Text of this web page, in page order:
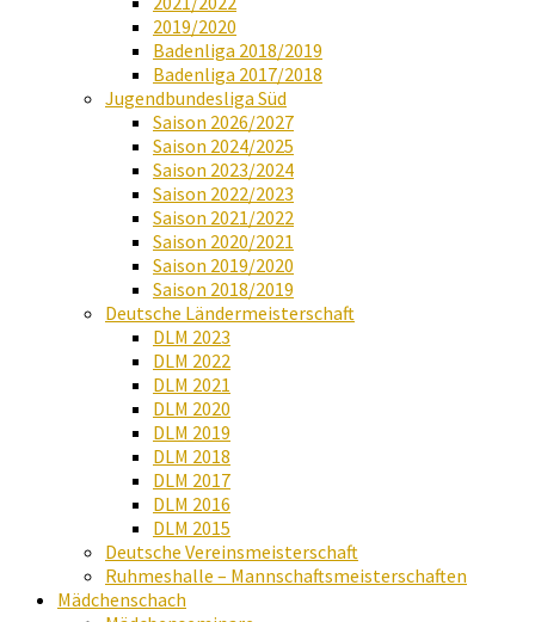
2019/2020
Badenliga 2018/2019
Badenliga 2017/2018
Jugendbundesliga Süd
Saison 2026/2027
Saison 2024/2025
Saison 2023/2024
Saison 2022/2023
Saison 2021/2022
Saison 2020/2021
Saison 2019/2020
Saison 2018/2019
Deutsche Ländermeisterschaft
DLM 2023
DLM 2022
DLM 2021
DLM 2020
DLM 2019
DLM 2018
DLM 2017
DLM 2016
DLM 2015
Deutsche Vereinsmeisterschaft
Ruhmeshalle – Mannschaftsmeisterschaften
Mädchenschach